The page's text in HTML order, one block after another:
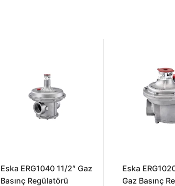
Eska ERG1040 11/2″ Gaz
Basınç Regülatörü
Eska
Gaz Basınç